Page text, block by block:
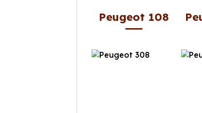
Peugeot 108